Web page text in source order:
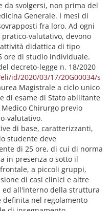
da svolgersi, non prima del
Generale. I mesi di
fra loro. Ad ogni
valutativo, devono
didattica di tipo
ore di studio individuale.
decreto-legge n. 18/2020
id/2020/03/17/20G00034/s
Magistrale a ciclo unico
di esame di Stato abilitante
Chirurgo previo
valutativo.
di base, caratterizzanti,
studente deve
di 25 ore, di cui di norma
in presenza o sotto il
a piccoli gruppi,
di casi clinici e altre
all'interno della struttura
definita nel regolamento